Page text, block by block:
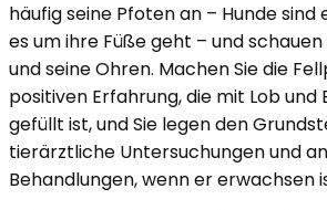
häufig seine Pfoten an – Hunde
es um ihre Füße geht – und schauen
und seine Ohren. Machen Sie die
positiven Erfahrung, die mit Lob und
gefüllt ist, und Sie legen den
tierärztliche Untersuchungen und
Behandlungen, wenn er erwachsen